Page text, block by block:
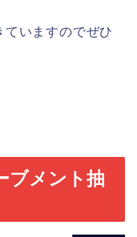
いますのでぜひ
ブメント抽